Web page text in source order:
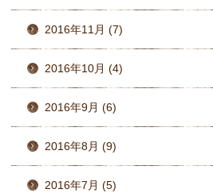
2016年11月 (7)
2016年10月 (4)
2016年9月 (6)
2016年8月 (9)
2016年7月 (5)